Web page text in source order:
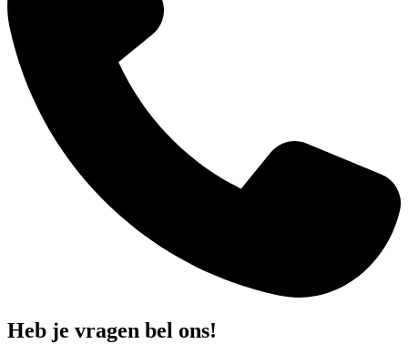
Heb je vragen bel ons!